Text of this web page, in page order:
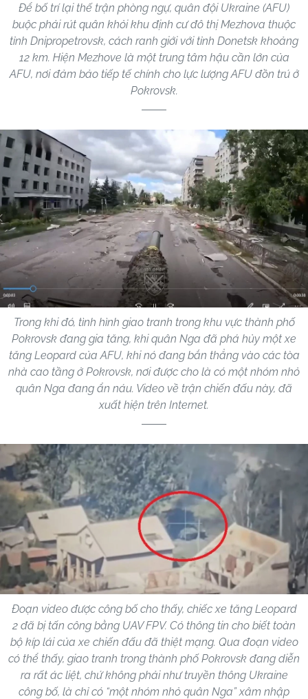
Để bố trí lại thế trận phòng ngự, quân đội Ukraine (AFU)
buộc phải rút quân khỏi khu định cư đô thị Mezhova thuộc
tỉnh Dnipropetrovsk, cách ranh giới với tỉnh Donetsk khoảng
12 km. Hiện Mezhove là một trung tâm hậu cần lớn của
AFU, nơi đảm bảo tiếp tế chính cho lực lượng AFU đồn trú ở
Pokrovsk.
Trong khi đó, tình hình giao tranh trong khu vực thành phố
Pokrovsk đang gia tăng, khi quân Nga đã phá hủy một xe
tăng Leopard của AFU, khi nó đang bắn thẳng vào các tòa
nhà cao tầng ở Pokrovsk, nơi được cho là có một nhóm nhỏ
quân Nga đang ẩn náu. Video về trận chiến đấu này, đã
xuất hiện trên Internet.
Đoạn video được công bố cho thấy, chiếc xe tăng Leopard
2 đã bị tấn công bằng UAV FPV. Có thông tin cho biết toàn
bộ kíp lái của xe chiến đấu đã thiệt mạng. Qua đoạn video
có thể thấy, giao tranh trong thành phố Pokrovsk đang diễn
ra rất ác liệt, chứ không phải như truyền thông Ukraine
công bố, là chỉ có “một nhóm nhỏ quân Nga” xâm nhập